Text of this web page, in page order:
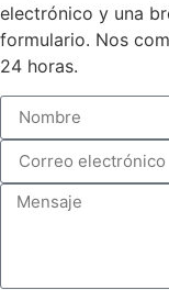
electrónico y una
formulario. Nos
24 horas.